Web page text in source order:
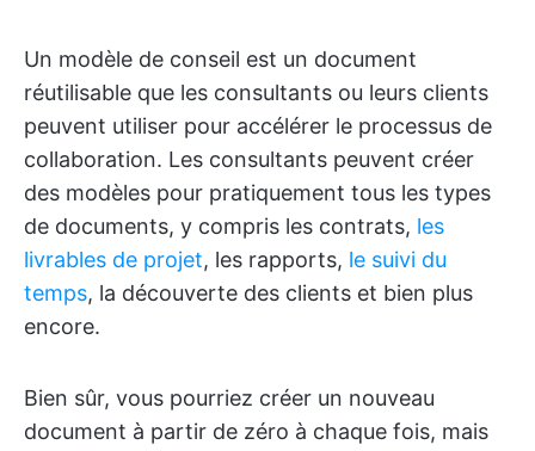
Un modèle de conseil est un document
réutilisable que les consultants ou leurs clients
peuvent utiliser pour accélérer le processus de
collaboration. Les consultants peuvent créer
des modèles pour pratiquement tous les types
de documents, y compris les contrats, les
livrables de projet, les rapports, le suivi du
temps, la découverte des clients et bien plus
encore.
Bien sûr, vous pourriez créer un nouveau
document à partir de zéro à chaque fois, mais